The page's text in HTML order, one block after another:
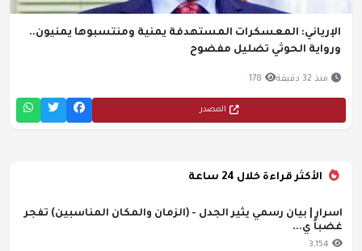
الإرياني: المعسكرات المستهدفة يمنية ومنتسبوها يمنيون..
ورواية الحوثي تضليل مفضوح
منذ 32 دقيقة 178
المصدر
الأكثر قراءة خلال 24 ساعة
اسرار | بيان رسمي يثير الجدل - (الزمان والمكان المناسبين) تفجر
غضباً ي...
3,154